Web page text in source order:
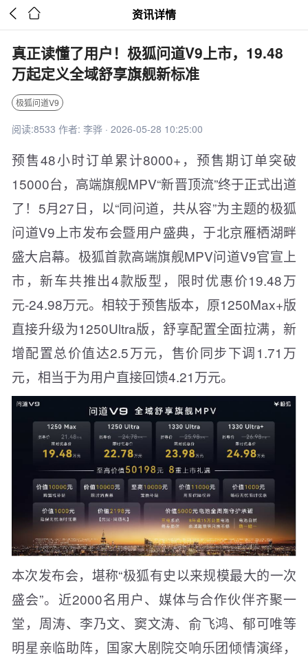
  资讯详情
真正读懂了用户！极狐问道V9上市，19.48
万起定义全域舒享旗舰新标准
极狐问道V9
阅读:8533 作者: 李骅 · 2026-05-28 10:25:00
预售48小时订单累计8000+，预售期订单突破
15000台，高端旗舰MPV“新晋顶流”终于正式出道
了！5月27日，以“同问道，共从容”为主题的极狐
问道V9上市发布会暨用户盛典，于北京雁栖湖畔
盛大启幕。极狐首款高端旗舰MPV问道V9官宣上
市，新车共推出4款版型，限时优惠价19.48万
元-24.98万元。相较于预售版本，原1250Max+版
直接升级为1250Ultra版，舒享配置全面拉满，新
增配置总价值达2.5万元，售价同步下调1.71万
元，相当于为用户直接回馈4.21万元。
本次发布会，堪称“极狐有史以来规模最大的一次
盛会”。近2000名用户、媒体与合作伙伴齐聚一
堂，周涛、李乃文、窦文涛、俞飞鸿、郁可唯等
明星亲临助阵，国家大剧院交响乐团倾情演绎，